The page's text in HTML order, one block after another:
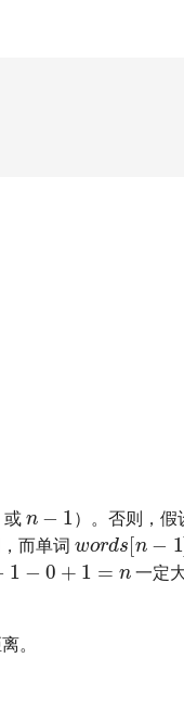
或
）。否则，
而单词
words n−
1 −0+1=n
一定
。